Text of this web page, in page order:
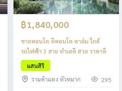
฿1,840,000
ขายคอนโด ดีคอนโด คาล์ม ใกล้
รถไฟฟ้า 3 สาย ทำเลดี สวย ราคาดี
แสนสิริ
รามคำแหง หัวหมาก
295